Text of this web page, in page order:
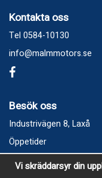
Kontakta oss
Tel 0584-10130
info@malmmotors.se
Besök oss
Industrivägen 8, Laxå
Öppetider
Vecka 32
Vi skräddarsyr din